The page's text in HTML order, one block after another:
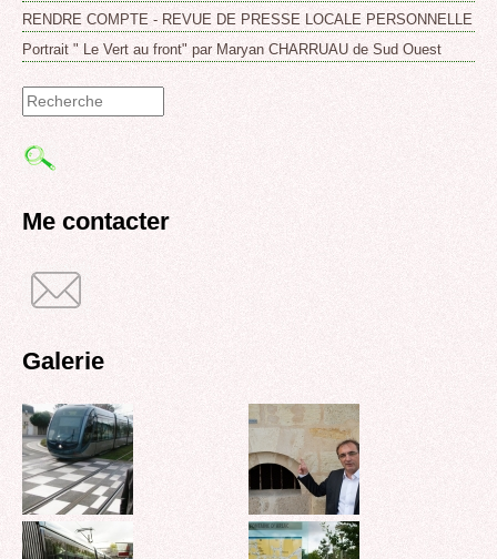
RENDRE COMPTE - REVUE DE PRESSE LOCALE PERSONNELLE
Portrait " Le Vert au front" par Maryan CHARRUAU de Sud Ouest
de
Me contacter
Galerie